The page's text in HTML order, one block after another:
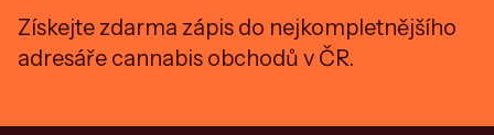
Získejte zdarma zápis do nejkompletnějšího
adresáře cannabis obchodů v ČR.